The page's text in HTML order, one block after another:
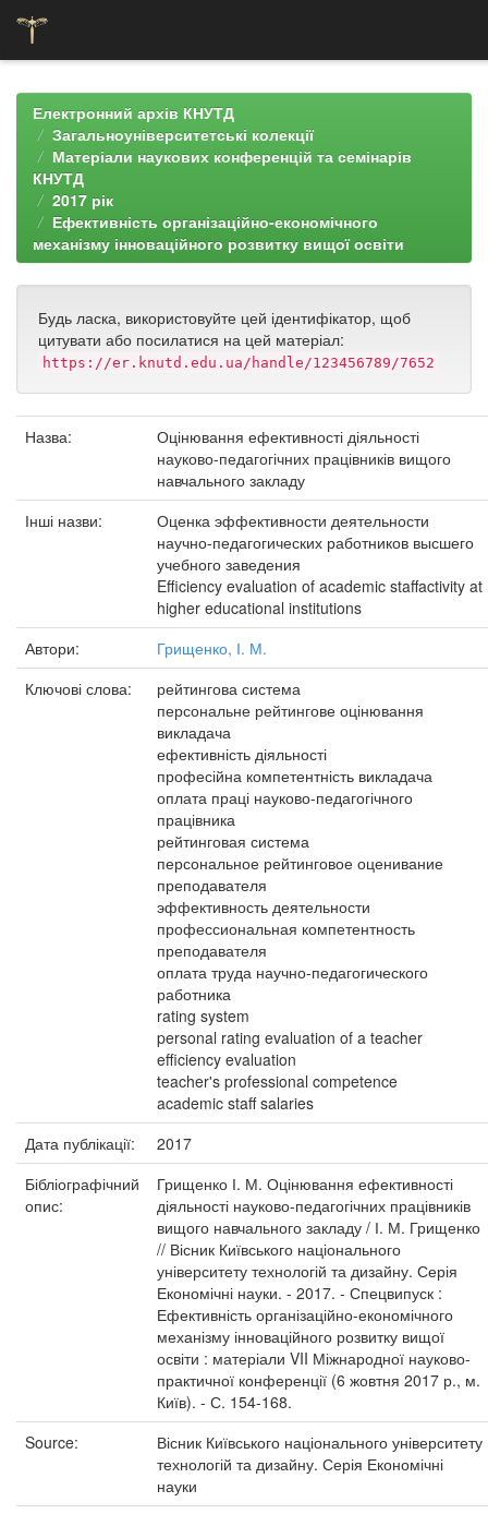
navigationЕлектронний архів КНУТД
Загальноуніверситетські колекції
Матеріали наукових конференцій та семінарів
КНУТД
2017 рік
Ефективність організаційно-економічного
механізму інноваційного розвитку вищої освіти
Будь ласка, використовуйте цей ідентифікатор, щоб
цитувати або посилатися на цей матеріал:
https://er.knutd.edu.ua/handle/123456789/7652
Назва:
Оцінювання ефективності діяльності
науково-педагогічних працівників вищого
навчального закладу
Інші назви:
Оценка эффективности деятельности
научно-педагогических работников высшего
учебного заведения
Efficiency evaluation of academic staffactivity at
higher educational institutions
Автори:
Грищенко, І. М.
Ключові слова:
рейтингова система
персональне рейтингове оцінювання
викладача
ефективність діяльності
професійна компетентність викладача
оплата праці науково-педагогічного
працівника
рейтинговая система
персональное рейтинговое оценивание
преподавателя
эффективность деятельности
профессиональная компетентность
преподавателя
оплата труда научно-педагогического
работника
rating system
personal rating evaluation of a teacher
efficiency evaluation
teacher's professional competence
academic staff salaries
Дата публікації:
2017
Бібліографічний
опис:
Грищенко І. М. Оцінювання ефективності
діяльності науково-педагогічних працівників
вищого навчального закладу / І. М. Грищенко
// Вісник Київського національного
університету технологій та дизайну. Серія
Економічні науки. - 2017. - Спецвипуск :
Ефективність організаційно-економічного
механізму інноваційного розвитку вищої
освіти : матеріали VII Міжнародної науково-
практичної конференції (6 жовтня 2017 р., м.
Київ). - С. 154-168.
Source:
Вісник Київського національного університету
технологій та дизайну. Серія Економічні
науки